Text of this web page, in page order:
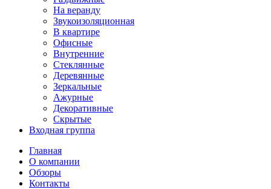
На веранду
Звукоизоляционная
В квартире
Офисные
Внутренние
Стеклянные
Деревянные
Зеркальные
Ажурные
Декоративные
Скрытые
Входная группа
Главная
О компании
Обзоры
Контакты